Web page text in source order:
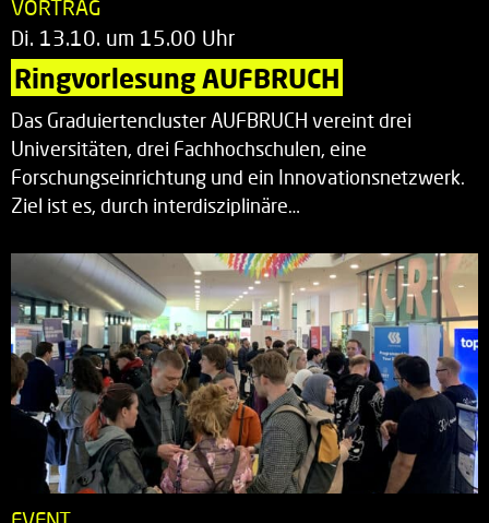
VORTRAG
Di. 13.10. um 15.00 Uhr
Ringvorlesung AUFBRUCH
Das Graduiertencluster AUFBRUCH vereint drei
Universitäten, drei Fachhochschulen, eine
Forschungseinrichtung und ein Innovationsnetzwerk.
Ziel ist es, durch interdisziplinäre…